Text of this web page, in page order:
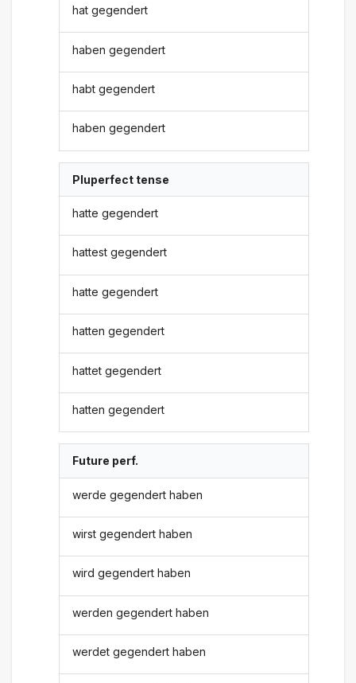
hat gegendert
haben gegendert
habt gegendert
haben gegendert
Pluperfect tense
hatte gegendert
hattest gegendert
hatte gegendert
hatten gegendert
hattet gegendert
hatten gegendert
Future perf.
werde gegendert haben
wirst gegendert haben
wird gegendert haben
werden gegendert haben
werdet gegendert haben